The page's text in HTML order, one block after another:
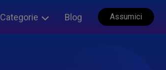
Categorie Blog Assumici